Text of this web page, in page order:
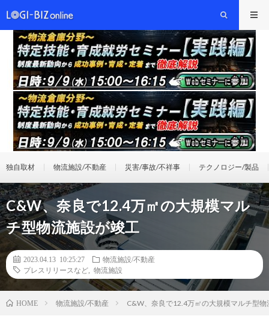
独自取材 物流施設/不動産 災害/事故/不祥事 テクノロジー/製品
C&W、奈良で12.4万㎡の大規模マル
チ型物流施設が竣工
2023.04.13 10:25:27
物流施設/不動産
プレスリリースなど
物流施設
HOME 物流施設/不動産 C&W、奈良で12.4万㎡の大規模マルチ型物